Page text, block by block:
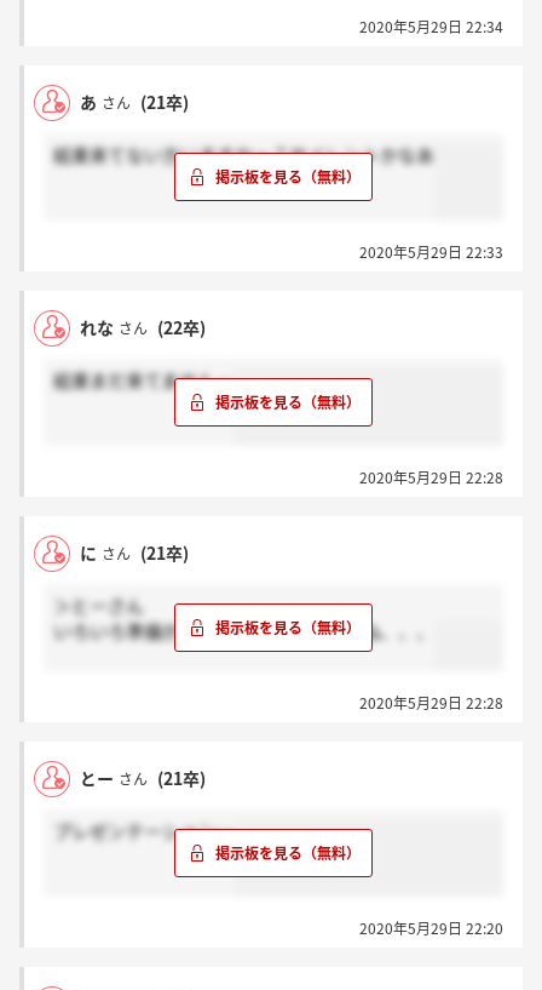
2020年5月29日 22:34
あ さん (21卒)
結果来てない方いますかー？サイレントかなあ
2020年5月29日 22:33
れな さん (22卒)
結果まだ来てません…
2020年5月29日 22:28
に さん (21卒)
＞とーさん
いろいろ準備が大変になりそうですよね、、、
2020年5月29日 22:28
とー さん (21卒)
プレゼンテーション…
2020年5月29日 22:20